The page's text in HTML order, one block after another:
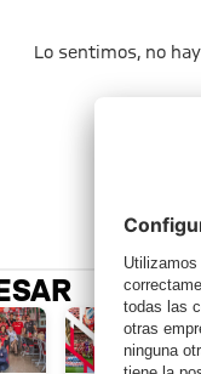
Lo sentimos, no